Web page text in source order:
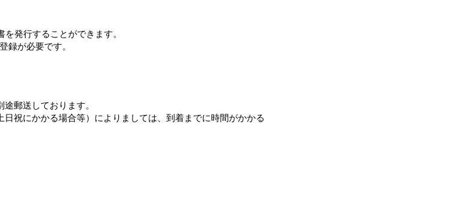
発行することができます。
録が必要です。
郵送しております。
祝にかかる場合等）によりましては、到着までに時間がかかる